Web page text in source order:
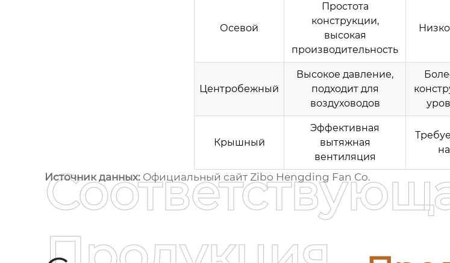
Осевой
Простота
конструкции,
высокая
производительность
Центробежный
Высокое давление,
подходит для
воздуховодов
Крышный
Эффективная
вытяжная
вентиляция
Источник данных: Официальный сайт Zibo Hengding Fan Co.